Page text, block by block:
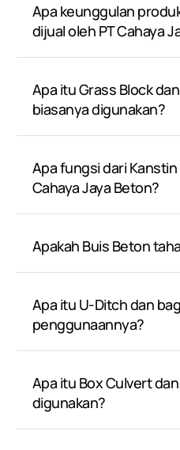
Apa keunggulan
dijual oleh PT Cahaya
Apa itu Grass Block
biasanya digunakan?
Apa fungsi dari
Cahaya Jaya Beton?
Apakah Buis Beton
Apa itu U-Ditch dan
penggunaannya?
Apa itu Box Culvert
digunakan?